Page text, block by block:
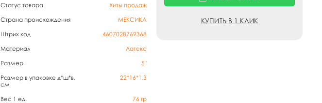
Статус товара
Хиты продаж
Страна происхождения
МЕКСИКА
Штрих код
4607028769368
Материал
Латекс
Размер
5"
Размер в упаковке д*ш*в,
см
22*16*1,3
Вес 1 ед. 76 гр
КУПИТЬ В 1 КЛИК